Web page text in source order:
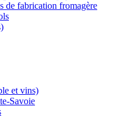
de fabrication fromagère
et vins)
Savoie